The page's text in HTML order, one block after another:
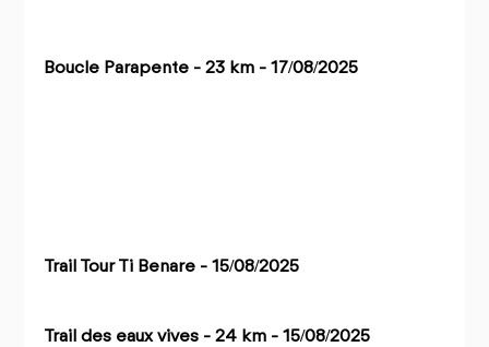
Boucle Parapente - 23 km - 17/08/2025
Trail Tour Ti Benare - 15/08/2025
Trail des eaux vives - 24 km - 15/08/2025